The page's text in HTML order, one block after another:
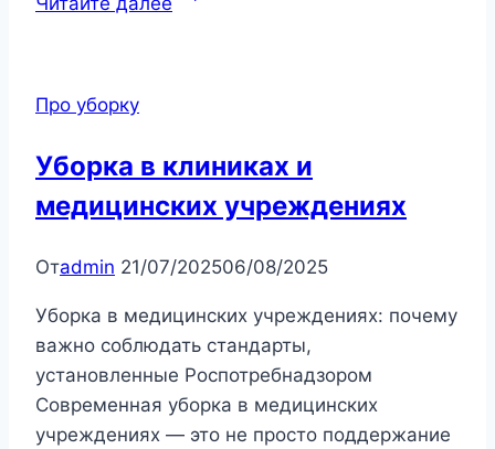
Про уборку
Уборка в клиниках и
медицинских учреждениях
Отadmin 21/07/202506/08/2025
Уборка в медицинских учреждениях: почему
важно соблюдать стандарты,
установленные Роспотребнадзором
Современная уборка в медицинских
учреждениях — это не просто поддержание